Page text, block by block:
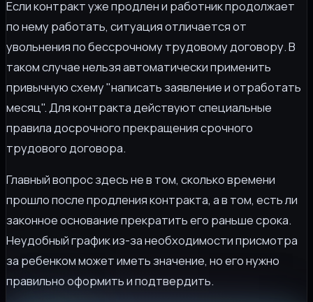
Если контракт уже продлен и работник продолжает
по нему работать, ситуация отличается от
увольнения по бессрочному трудовому договору. В
таком случае нельзя автоматически применить
привычную схему "написать заявление и отработать
месяц". Для контракта действуют специальные
правила досрочного прекращения срочного
трудового договора.
Главный вопрос здесь не в том, сколько времени
прошло после продления контракта, а в том, есть ли
законное основание прекратить его раньше срока.
Неудобный график из-за необходимости присмотра
за ребенком может иметь значение, но его нужно
правильно оформить и подтвердить.